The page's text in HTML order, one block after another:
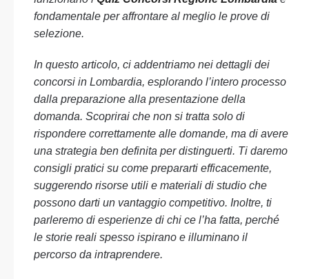
fondamentale per affrontare al meglio le prove di
selezione.
In questo articolo, ci addentriamo nei dettagli dei
concorsi in Lombardia, esplorando l’intero processo
dalla preparazione alla presentazione della
domanda. Scoprirai che non si tratta solo di
rispondere correttamente alle domande, ma di avere
una strategia ben definita per distinguerti. Ti daremo
consigli pratici su come prepararti efficacemente,
suggerendo risorse utili e materiali di studio che
possono darti un vantaggio competitivo. Inoltre, ti
parleremo di esperienze di chi ce l’ha fatta, perché
le storie reali spesso ispirano e illuminano il
percorso da intraprendere.